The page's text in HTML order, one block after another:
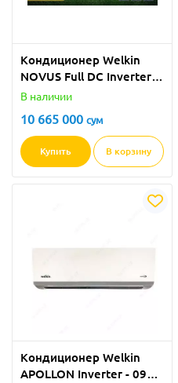
Кондиционер Welkin
NOVUS Full DС Inverter -
18 BTU
В наличии
10 665 000 сум
Купить В корзину
Кондиционер Welkin
APOLLON Inverter - 09